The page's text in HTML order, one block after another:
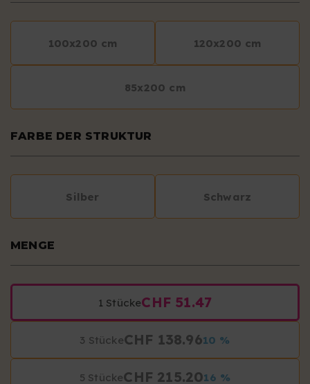
100x200 cm 120x200 cm
85x200 cm
FARBE DER STRUKTUR
Silber Schwarz
MENGE
1 StückeCHF 51.47
3 StückeCHF 138.9610 %
5 StückeCHF 215.2016 %